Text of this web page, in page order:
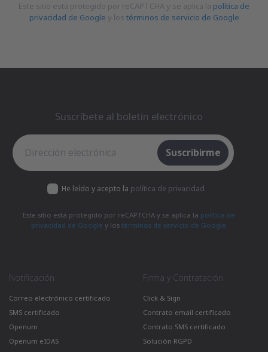
Este sitio está protegido por reCAPTCHA y se aplica la política de
privacidad de Google y los términos de servicio de Google
Suscríbete al boletín electrónico
Suscribirme
He leído y acepto la política de privacidad
Este sitio está protegido por reCAPTCHA y se aplica la política de
privacidad de Google y lostérminos de servicio de Google
Notificación
Correo electrónico certificado
SMS certificado
Openum
Openum eIDAS
Firma y Contratación
Click & Sign
Contrato email certificado
Contrato SMS certificado
Solución RGPD